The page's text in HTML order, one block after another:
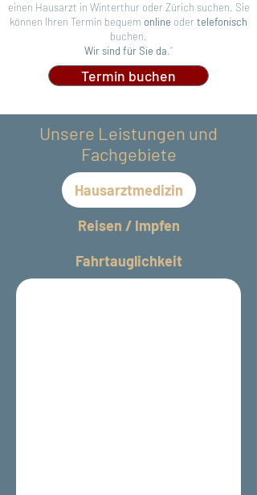
einen Hausarzt in Winterthur oder Zürich suchen. Sie
können Ihren Termin bequem online odertelefonisch
buchen.
Wir sind für Sie da.“
Termin buchen
Unsere Leistungen und
Fachgebiete
Hausarztmedizin
Reisen / Impfen
Fahrtauglichkeit